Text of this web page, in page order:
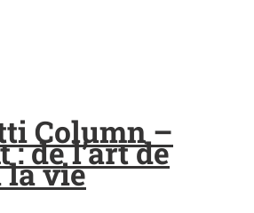
Column –
: de l’art de
la vie